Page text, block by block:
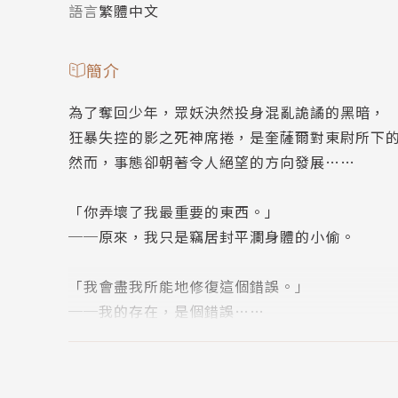
語言繁體中文
簡介
為了奪回少年，眾妖決然投身混亂詭譎的黑暗，
狂暴失控的影之死神席捲，是奎薩爾對東尉所下
然而，事態卻朝著令人絕望的方向發展……
「你弄壞了我最重要的東西。」
──原來，我只是竊居封平瀾身體的小偷。
「我會盡我所能地修復這個錯誤。」
──我的存在，是個錯誤……